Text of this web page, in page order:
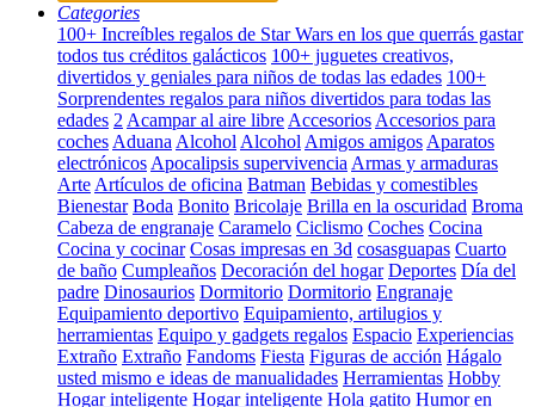
Categories
100+ Increíbles regalos de Star Wars en los que querrás gastar
todos tus créditos galácticos 100+ juguetes creativos,
divertidos y geniales para niños de todas las edades 100+
Sorprendentes regalos para niños divertidos para todas las
edades 2 Acampar al aire libre Accesorios Accesorios para
coches Aduana Alcohol Alcohol Amigos amigos Aparatos
electrónicos Apocalipsis supervivencia Armas y armaduras
Arte Artículos de oficina Batman Bebidas y comestibles
Bienestar Boda Bonito Bricolaje Brilla en la oscuridad Broma
Cabeza de engranaje Caramelo Ciclismo Coches Cocina
Cocina y cocinar Cosas impresas en 3d cosasguapas Cuarto
de baño Cumpleaños Decoración del hogar Deportes Día del
padre Dinosaurios Dormitorio Dormitorio Engranaje
Equipamiento deportivo Equipamiento, artilugios y
herramientas Equipo y gadgets regalos Espacio Experiencias
Extraño Extraño Fandoms Fiesta Figuras de acción Hágalo
usted mismo e ideas de manualidades Herramientas Hobby
Hogar inteligente Hogar inteligente Hola gatito Humor en